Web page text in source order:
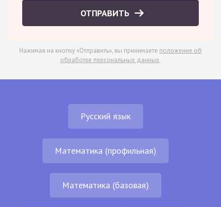
ОТПРАВИТЬ
Нажимая на кнопку «Отправить», вы принимаете положение об
обработке персональных данных.
Русский язык
Математика (профильная)
Математика (базовая)